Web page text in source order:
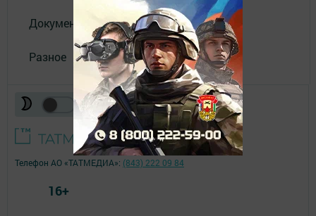
Документы
Разное
Телефон АО «ТАТМЕДИА»: (843) 222 09 84
16+